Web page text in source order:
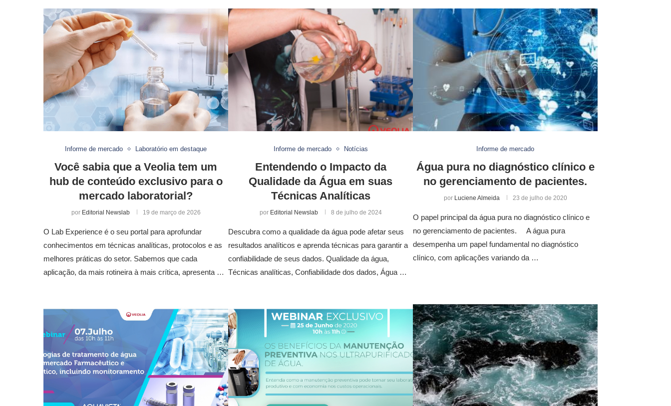
Informe de mercado Laboratório em destaque
Você sabia que a Veolia tem um
hub de conteúdo exclusivo para o
mercado laboratorial?
por Editorial Newslab 19 de março de 2026
O Lab Experience é o seu portal para aprofundar
conhecimentos em técnicas analíticas, protocolos e as
melhores práticas do setor. Sabemos que cada
aplicação, da mais rotineira à mais crítica, apresenta …
Informe de mercado Notícias
Entendendo o Impacto da
Qualidade da Água em suas
Técnicas Analíticas
por Editorial Newslab 8 de julho de 2024
Descubra como a qualidade da água pode afetar seus
resultados analíticos e aprenda técnicas para garantir a
confiabilidade de seus dados. Qualidade da água,
Técnicas analíticas, Confiabilidade dos dados, Água …
Informe de mercado
Água pura no diagnóstico clínico e
no gerenciamento de pacientes.
por Luciene Almeida 23 de julho de 2020
O papel principal da água pura no diagnóstico clínico e
no gerenciamento de pacientes. A água pura
desempenha um papel fundamental no diagnóstico
clínico, com aplicações variando da …